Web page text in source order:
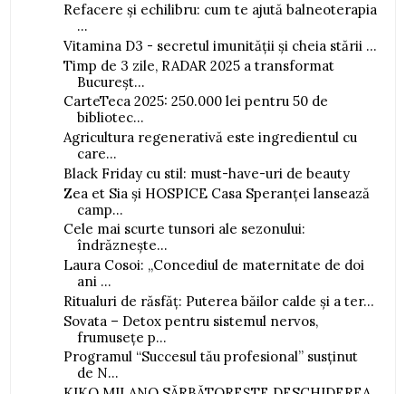
Refacere și echilibru: cum te ajută balneoterapia
...
Vitamina D3 - secretul imunității și cheia stării ...
Timp de 3 zile, RADAR 2025 a transformat
Bucureșt...
CarteTeca 2025: 250.000 lei pentru 50 de
bibliotec...
Agricultura regenerativă este ingredientul cu
care...
Black Friday cu stil: must-have-uri de beauty
Zea et Sia și HOSPICE Casa Speranței lansează
camp...
Cele mai scurte tunsori ale sezonului:
îndrăznește...
Laura Cosoi: „Concediul de maternitate de doi
ani ...
Ritualuri de răsfăț: Puterea băilor calde și a ter...
Sovata – Detox pentru sistemul nervos,
frumusețe p...
Programul “Succesul tău profesional” susținut
de N...